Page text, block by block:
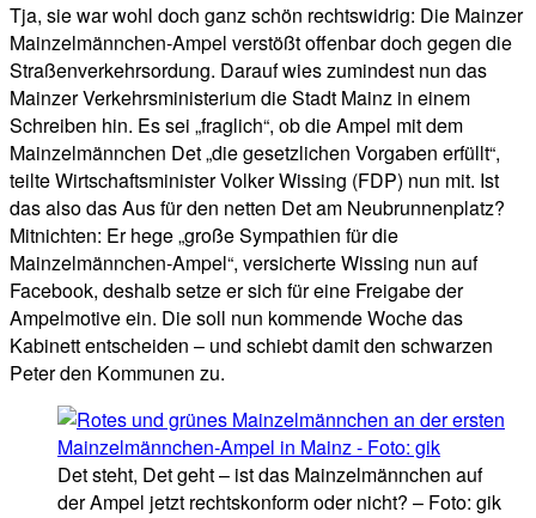
Tja, sie war wohl doch ganz schön rechtswidrig: Die Mainzer
Mainzelmännchen-Ampel verstößt offenbar doch gegen die
Straßenverkehrsordung. Darauf wies zumindest nun das
Mainzer Verkehrsministerium die Stadt Mainz in einem
Schreiben hin. Es sei „fraglich“, ob die Ampel mit dem
Mainzelmännchen Det „die gesetzlichen Vorgaben erfüllt“,
teilte Wirtschaftsminister Volker Wissing (FDP) nun mit. Ist
das also das Aus für den netten Det am Neubrunnenplatz?
Mitnichten: Er hege „große Sympathien für die
Mainzelmännchen-Ampel“, versicherte Wissing nun auf
Facebook, deshalb setze er sich für eine Freigabe der
Ampelmotive ein. Die soll nun kommende Woche das
Kabinett entscheiden – und schiebt damit den schwarzen
Peter den Kommunen zu.
Det steht, Det geht – ist das Mainzelmännchen auf
der Ampel jetzt rechtskonform oder nicht? – Foto: gik